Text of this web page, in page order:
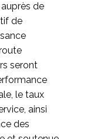
de
de
seront
le taux
ainsi
des